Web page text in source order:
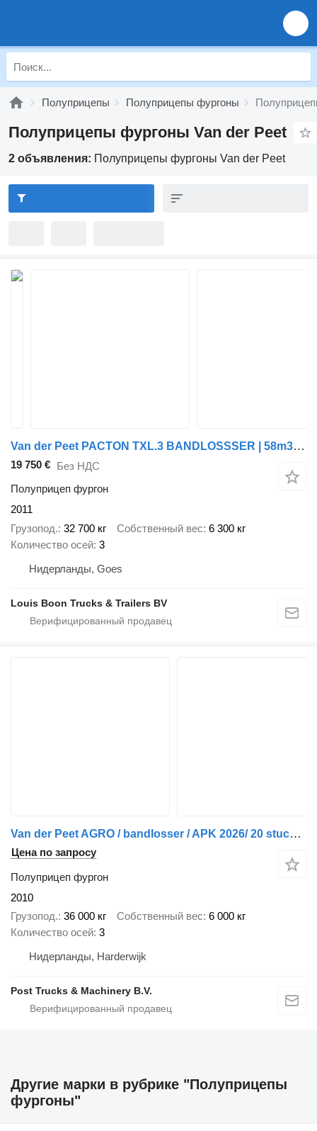
Полуприцепы Полуприцепы фургоны
Полуприцепы фургоны Van der Peet
2 объявления: Полуприцепы фургоны Van der Peet
Van der Peet PACTON TXL.3 BANDLOSSSER | 58m3 * HANGENDE TUNNEL * NL TRAILER *
19 750 € Без НДС
Полуприцеп фургон
2011
Грузопод. 32 700 кг Собственный вес 6 300 кг
Количество осей 3
Нидерланды, Goes
Louis Boon Trucks & Trailers BV
Van der Peet AGRO / bandlosser / APK 2026/ 20 stuck lager
Цена по запросу
Полуприцеп фургон
2010
Грузопод. 36 000 кг Собственный вес 6 000 кг
Количество осей 3
Нидерланды, Harderwijk
Post Trucks & Machinery B.V.
Другие марки в рубрике "Полуприцепы
фургоны"